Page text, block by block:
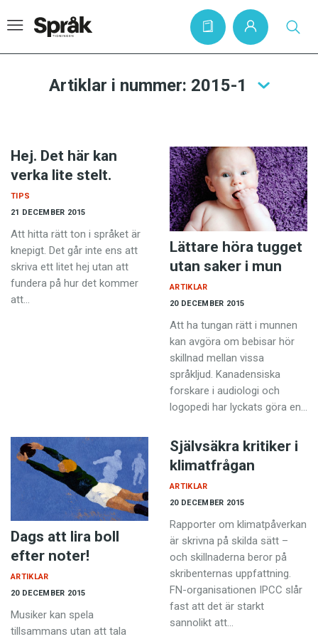
Krönikor
Språkfrågor
Skrivtips
Bokrecensioner
Kviss
Press
Artiklar i nummer: 2015-1
Hej. Det här kan
verka lite stelt.
21 DECEMBER 2015
TIPS
Att hitta rätt ton i språket är
knepigt. Det går inte ens att
skriva ett litet hej utan att
fundera på hur det kommer
att…
Lättare höra tugget
utan saker i mun
20 DECEMBER 2015
ARTIKLAR
Att ha tungan rätt i munnen
kan avgöra om bebisar hör
skillnad mellan vissa
språkljud. Kanadensiska
forskare i audiologi och
logopedi har lyckats göra en…
Dags att lira boll
efter noter!
20 DECEMBER 2015
ARTIKLAR
Musiker kan spela
tillsammans utan att tala
Självsäkra kritiker i
klimatfrågan
20 DECEMBER 2015
ARTIKLAR
Rapporter om klimatpåverkan
är skrivna på skilda sätt –
och skillnaderna beror på
skribenternas uppfattning.
FN-organisationen IPCC slår
fast att det är starkt
sannolikt att…